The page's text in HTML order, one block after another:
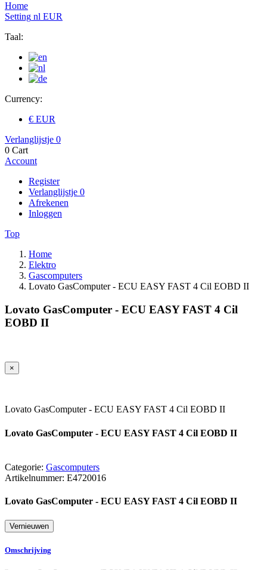
Home
Setting nl EUR
Taal:
Currency:
€ EUR
Verlanglijstje 0
0 Cart
Account
Register
Verlanglijstje 0
Afrekenen
Inloggen
Top
Home
Elektro
Gascomputers
Lovato GasComputer - ECU EASY FAST 4 Cil EOBD II
Lovato GasComputer - ECU EASY FAST 4 Cil
EOBD II
×
Lovato GasComputer - ECU EASY FAST 4 Cil EOBD II
Lovato GasComputer - ECU EASY FAST 4 Cil EOBD II
Categorie: Gascomputers
Artikelnummer: E4720016
Lovato GasComputer - ECU EASY FAST 4 Cil EOBD II
Omschrijving